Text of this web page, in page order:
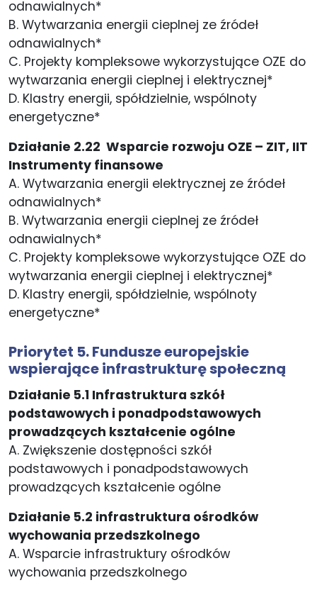
odnawialnych*
B. Wytwarzania energii cieplnej ze źródeł
odnawialnych*
C. Projekty kompleksowe wykorzystujące OZE do
wytwarzania energii cieplnej i elektrycznej*
D. Klastry energii, spółdzielnie, wspólnoty
energetyczne*
Działanie 2.22 Wsparcie rozwoju OZE – ZIT, IIT
Instrumenty finansowe
A. Wytwarzania energii elektrycznej ze źródeł
odnawialnych*
B. Wytwarzania energii cieplnej ze źródeł
odnawialnych*
C. Projekty kompleksowe wykorzystujące OZE do
wytwarzania energii cieplnej i elektrycznej*
D. Klastry energii, spółdzielnie, wspólnoty
energetyczne*
Priorytet 5. Fundusze europejskie
wspierające infrastrukturę społeczną
Działanie 5.1 Infrastruktura szkół
podstawowych i ponadpodstawowych
prowadzących kształcenie ogólne
A. Zwiększenie dostępności szkół
podstawowych i ponadpodstawowych
prowadzących kształcenie ogólne
Działanie 5.2 infrastruktura ośrodków
wychowania przedszkolnego
A. Wsparcie infrastruktury ośrodków
wychowania przedszkolnego